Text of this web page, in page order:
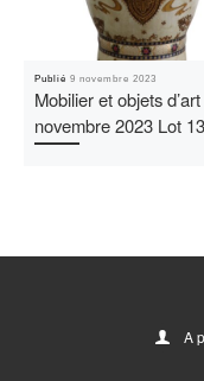
Publié9 novembre 2023
Mobilier et objets
novembre 2023 Lot
A